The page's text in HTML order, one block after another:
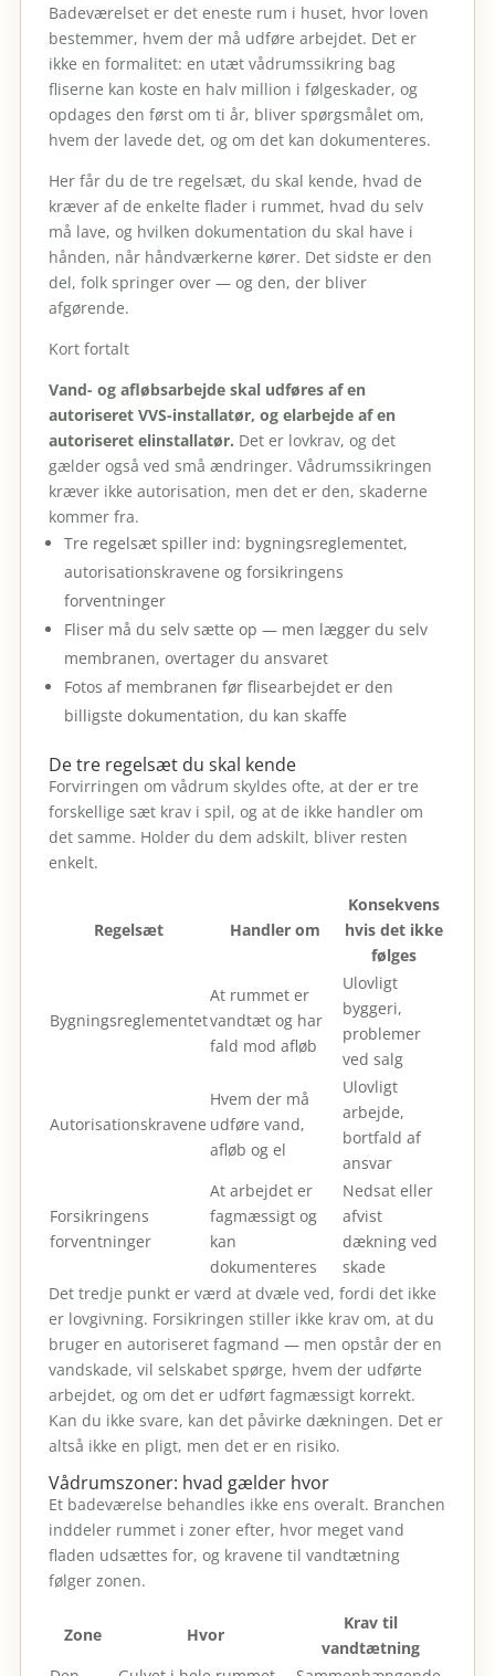
Badeværelset er det eneste rum i huset, hvor loven
bestemmer, hvem der må udføre arbejdet. Det er
ikke en formalitet: en utæt vådrumssikring bag
fliserne kan koste en halv million i følgeskader, og
opdages den først om ti år, bliver spørgsmålet om,
hvem der lavede det, og om det kan dokumenteres.
Her får du de tre regelsæt, du skal kende, hvad de
kræver af de enkelte flader i rummet, hvad du selv
må lave, og hvilken dokumentation du skal have i
hånden, når håndværkerne kører. Det sidste er den
del, folk springer over — og den, der bliver
afgørende.
Kort fortalt
Vand- og afløbsarbejde skal udføres af en
autoriseret VVS-installatør, og elarbejde af en
autoriseret elinstallatør. Det er lovkrav, og det
gælder også ved små ændringer. Vådrumssikringen
kræver ikke autorisation, men det er den, skaderne
kommer fra.
Tre regelsæt spiller ind: bygningsreglementet,
autorisationskravene og forsikringens
forventninger
Fliser må du selv sætte op — men lægger du selv
membranen, overtager du ansvaret
Fotos af membranen før flisearbejdet er den
billigste dokumentation, du kan skaffe
De tre regelsæt du skal kende
Forvirringen om vådrum skyldes ofte, at der er tre
forskellige sæt krav i spil, og at de ikke handler om
det samme. Holder du dem adskilt, bliver resten
enkelt.
Regelsæt Handler om
Konsekvens
hvis det ikke
følges
Bygningsreglementet
At rummet er
vandtæt og har
fald mod afløb
Ulovligt
byggeri,
problemer
ved salg
Autorisationskravene
Hvem der må
udføre vand,
afløb og el
Ulovligt
arbejde,
bortfald af
ansvar
Forsikringens
forventninger
At arbejdet er
fagmæssigt og
kan
dokumenteres
Nedsat eller
afvist
dækning ved
skade
Det tredje punkt er værd at dvæle ved, fordi det ikke
er lovgivning. Forsikringen stiller ikke krav om, at du
bruger en autoriseret fagmand — men opstår der en
vandskade, vil selskabet spørge, hvem der udførte
arbejdet, og om det er udført fagmæssigt korrekt.
Kan du ikke svare, kan det påvirke dækningen. Det er
altså ikke en pligt, men det er en risiko.
Vådrumszoner: hvad gælder hvor
Et badeværelse behandles ikke ens overalt. Branchen
inddeler rummet i zoner efter, hvor meget vand
fladen udsættes for, og kravene til vandtætning
følger zonen.
Zone Hvor
Krav til
vandtætning